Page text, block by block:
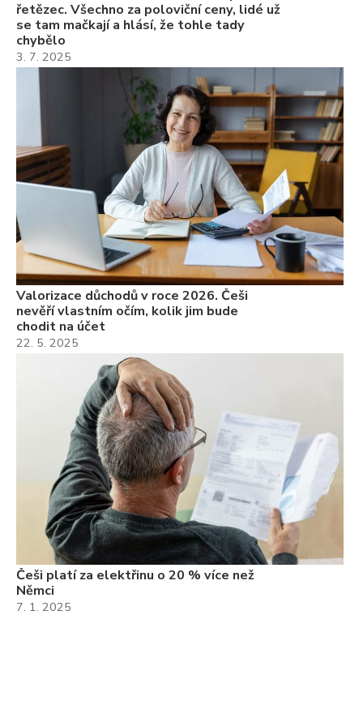
řetězec. Všechno za poloviční ceny, lidé už
se tam mačkají a hlásí, že tohle tady
chybělo
3. 7. 2025
Valorizace důchodů v roce 2026. Češi
nevěří vlastním očím, kolik jim bude
chodit na účet
22. 5. 2025
Češi platí za elektřinu o 20 % více než
Němci
7. 1. 2025